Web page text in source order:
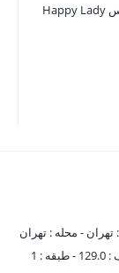
کاندوم ناچ کدکس Happy Lady
- محله : تهران
نو - خیابان شهید فریدون قاسم زاده - خیابان امامت - پلاک : 129.0 - طبقه : 1